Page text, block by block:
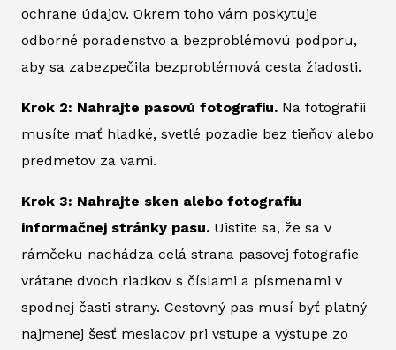
ochrane údajov. Okrem toho vám poskytuje
odborné poradenstvo a bezproblémovú podporu,
aby sa zabezpečila bezproblémová cesta žiadosti.
Krok 2: Nahrajte pasovú fotografiu. Na fotografii
musíte mať hladké, svetlé pozadie bez tieňov alebo
predmetov za vami.
Krok 3: Nahrajte sken alebo fotografiu
informačnej stránky pasu. Uistite sa, že sa v
rámčeku nachádza celá strana pasovej fotografie
vrátane dvoch riadkov s číslami a písmenami v
spodnej časti strany. Cestovný pas musí byť platný
najmenej šesť mesiacov pri vstupe a výstupe zo